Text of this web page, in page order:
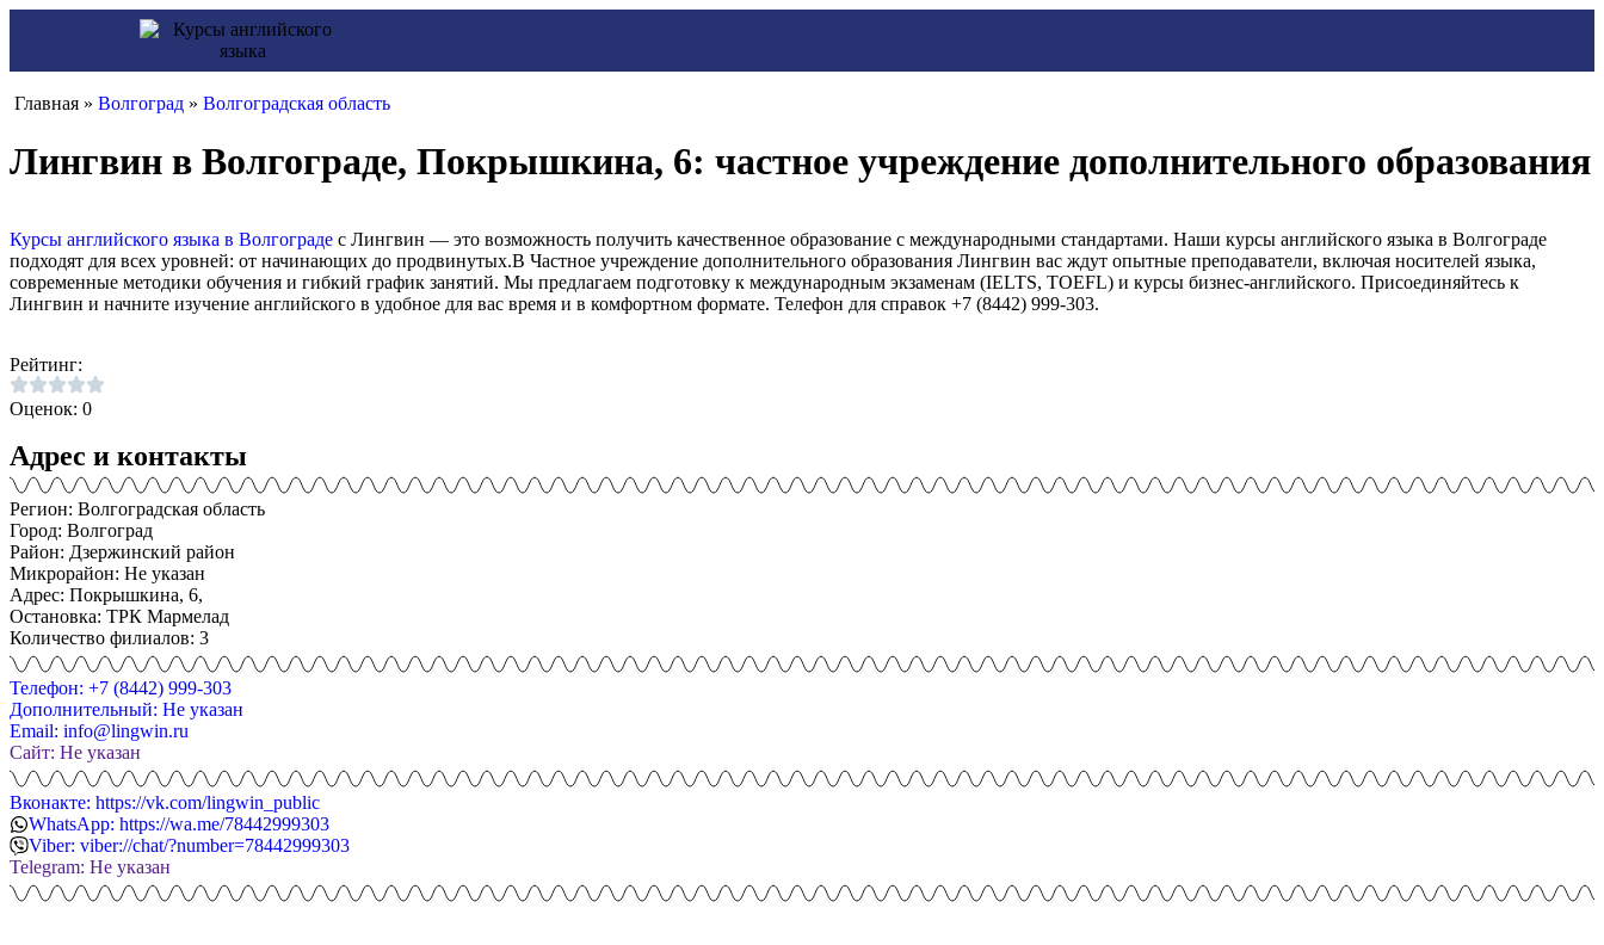
Главная » Волгоград » Волгоградская область
Лингвин в Волгограде, Покрышкина, 6: частное учреждение дополнительного образования
Курсы английского языка в Волгограде с Лингвин — это возможность получить качественное образование с международными стандартами. Наши курсы английского языка в Волгограде
подходят для всех уровней: от начинающих до продвинутых.В Частное учреждение дополнительного образования Лингвин вас ждут опытные преподаватели, включая носителей языка,
современные методики обучения и гибкий график занятий. Мы предлагаем подготовку к международным экзаменам (IELTS, TOEFL) и курсы бизнес-английского. Присоединяйтесь к
Лингвин и начните изучение английского в удобное для вас время и в комфортном формате. Телефон для справок +7 (8442) 999-303.
Рейтинг:
Оценок: 0
Адрес и контакты
Регион: Волгоградская область
Город: Волгоград
Район: Дзержинский район
Микрорайон: Не указан
Адрес: Покрышкина, 6,
Остановка: ТРК Мармелад
Количество филиалов: 3
Телефон: +7 (8442) 999-303
Дополнительный: Не указан
Email: info@lingwin.ru
Сайт: Не указан
Вконакте: https://vk.com/lingwin_public
WhatsApp: https://wa.me/78442999303
Viber: viber://chat/?number=78442999303
Telegram: Не указан